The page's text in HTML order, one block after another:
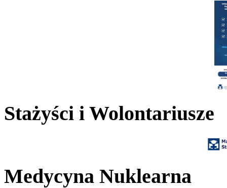
Stażyści i Wolontariusze
Medycyna Nuklearna